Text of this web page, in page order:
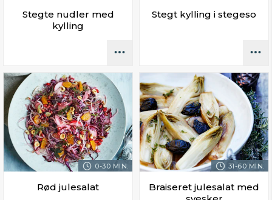
Stegte nudler med
kylling
Stegt kylling i stegeso
0-30 MIN.
Rød julesalat
31-60 MIN.
Braiseret julesalat med